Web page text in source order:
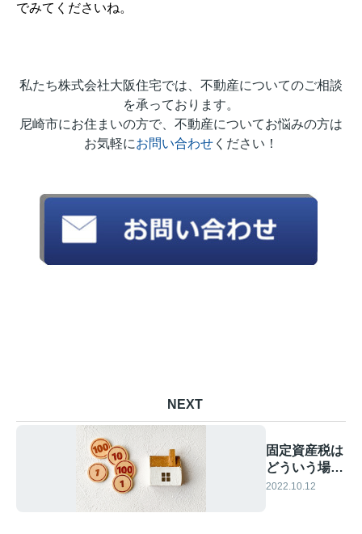
でみてくださいね。
私たち株式会社大阪住宅では、不動産についてのご相談
を承っております。
尼崎市にお住まいの方で、不動産についてお悩みの方は
お気軽にお問い合わせ ください！
NEXT
固定資産税は
どういう場合
に減税される
2022.10.12